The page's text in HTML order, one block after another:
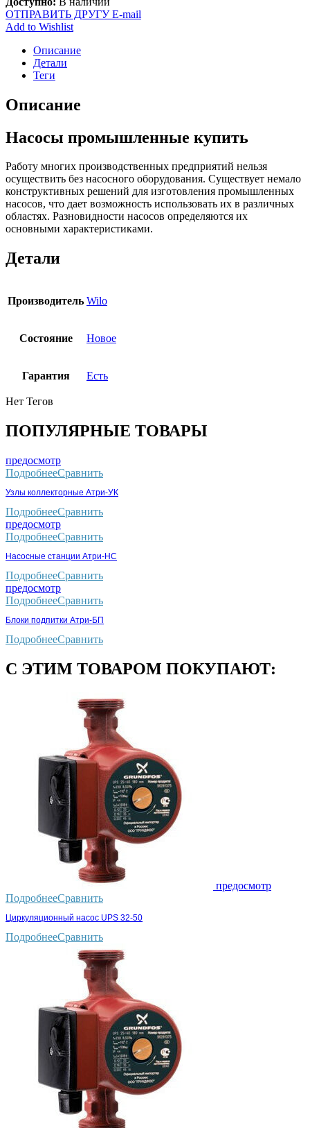
ОТПРАВИТЬ ДРУГУ E-mail
Add to Wishlist
Описание
Детали
Теги
Описание
Насосы промышленные купить
Работу многих производственных предприятий нельзя
осуществить без насосного оборудования. Существует немало
конструктивных решений для изготовления промышленных
насосов, что дает возможность использовать их в различных
областях. Разновидности насосов определяются их
основными характеристиками.
Детали
Производитель Wilo
Состояние Новое
Гарантия Есть
Нет Тегов
ПОПУЛЯРНЫЕ ТОВАРЫ
предосмотр
ПодробнееСравнить
Узлы коллекторные Атри-УК
ПодробнееСравнить
предосмотр
ПодробнееСравнить
Насосные станции Атри-НС
ПодробнееСравнить
предосмотр
ПодробнееСравнить
Блоки подпитки Атри-БП
ПодробнееСравнить
С ЭТИМ ТОВАРОМ ПОКУПАЮТ:
предосмотр
ПодробнееСравнить
Циркуляционный насос UPS 32-50
ПодробнееСравнить